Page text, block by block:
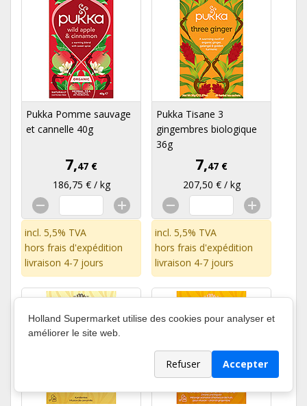
Pukka Pomme sauvage
et cannelle 40g
7,47 €
186,75 € / kg
incl. 5,5% TVA
hors frais d'expédition
livraison 4-7 jours
Pukka Tisane 3
gingembres biologique
36g
7,47 €
207,50 € / kg
incl. 5,5% TVA
hors frais d'expédition
livraison 4-7 jours
Holland Supermarket utilise des cookies pour analyser et
améliorer le site web.
Refuser Accepter